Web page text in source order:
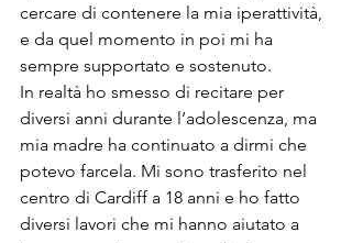
cercare di contenere la mia iperattività,
e da quel momento in poi mi ha
sempre supportato e sostenuto.
In realtà ho smesso di recitare per
diversi anni durante l’adolescenza, ma
mia madre ha continuato a dirmi che
potevo farcela. Mi sono trasferito nel
centro di Cardiff a 18 anni e ho fatto
diversi lavori che mi hanno aiutato a